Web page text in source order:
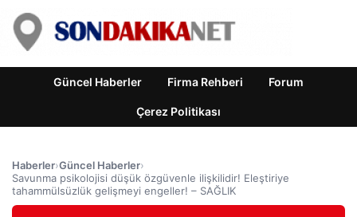
Güncel Haberler Firma Rehberi Forum
Çerez Politikası
Haberler›Güncel Haberler›
Savunma psikolojisi düşük özgüvenle ilişkilidir! Eleştiriye
tahammülsüzlük gelişmeyi engeller! – SAĞLIK